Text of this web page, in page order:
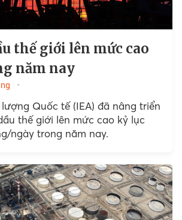
thế giới lên mức cao
năm nay
Quốc tế (IEA) đã nâng triển
thế giới lên mức cao kỷ lục
ngày trong năm nay.